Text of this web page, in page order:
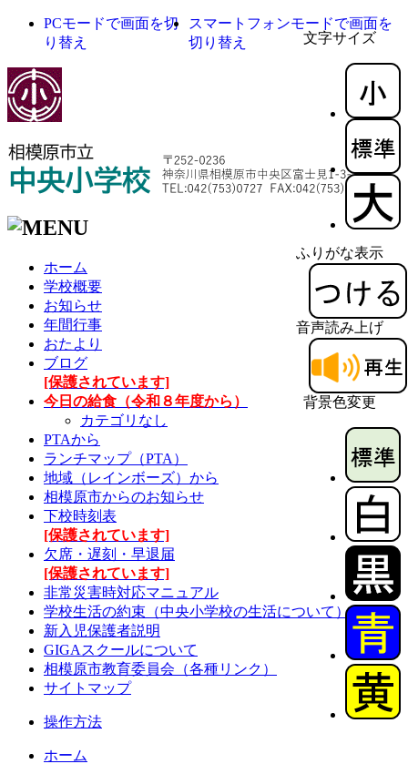
文字サイズ
ふりがな表示
音声読み上げ
背景色変更
PCモードで画面を切
り替え
スマートフォンモードで画面を
切り替え
ホーム
学校概要
お知らせ
年間行事
おたより
ブログ
[保護されています]
今日の給食（令和８年度から）
カテゴリなし
PTAから
ランチマップ（PTA）
地域（レインボーズ）から
相模原市からのお知らせ
下校時刻表
[保護されています]
欠席・遅刻・早退届
[保護されています]
非常災害時対応マニュアル
学校生活の約束（中央小学校の生活について）
新入児保護者説明
GIGAスクールについて
相模原市教育委員会（各種リンク）
サイトマップ
操作方法
ホーム